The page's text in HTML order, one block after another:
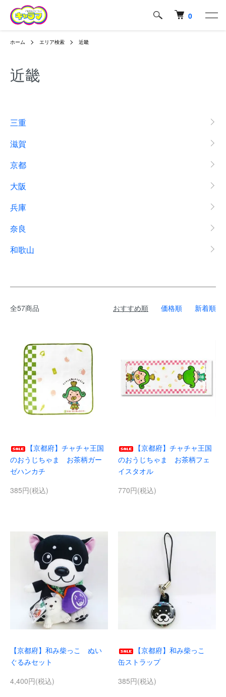
0
ホーム エリア検索 近畿
近畿
三重
滋賀
京都
大阪
兵庫
奈良
和歌山
全57商品 おすすめ順 価格順 新着順
【京都府】チャチャ王国
のおうじちゃま お茶柄ガー
ゼハンカチ
385円(税込)
【京都府】チャチャ王国
のおうじちゃま お茶柄フェ
イスタオル
770円(税込)
【京都府】和み柴っこ ぬい
ぐるみセット
4,400円(税込)
【京都府】和み柴っこ
缶ストラップ
385円(税込)